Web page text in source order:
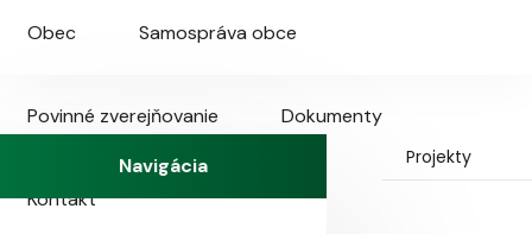
Obec Samospráva obce
Povinné zverejňovanie Dokumenty
Kontakt
Projekty
Navigácia